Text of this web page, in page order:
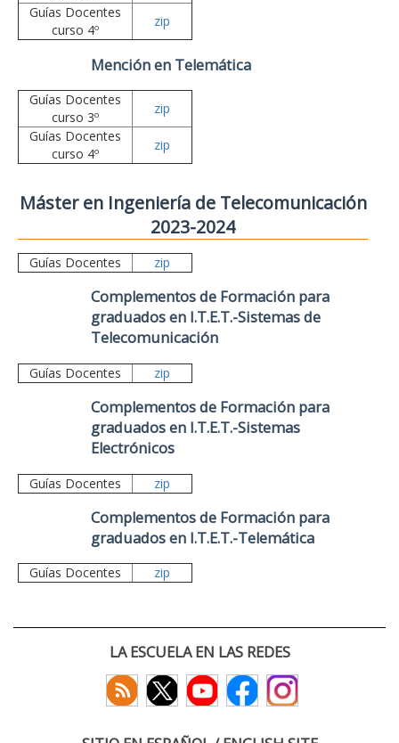
Guías Docentes
curso 4º
zip
Mención en Telemática
Guías Docentes
curso 3º
zip
Guías Docentes
curso 4º
zip
Máster en Ingeniería de Telecomunicación
2023-2024
Guías Docentes zip
Complementos de Formación para
graduados en I.T.E.T.-Sistemas de
Telecomunicación
Guías Docentes zip
Complementos de Formación para
graduados en I.T.E.T.-Sistemas
Electrónicos
Guías Docentes zip
Complementos de Formación para
graduados en I.T.E.T.-Telemática
Guías Docentes zip
LA ESCUELA EN LAS REDES